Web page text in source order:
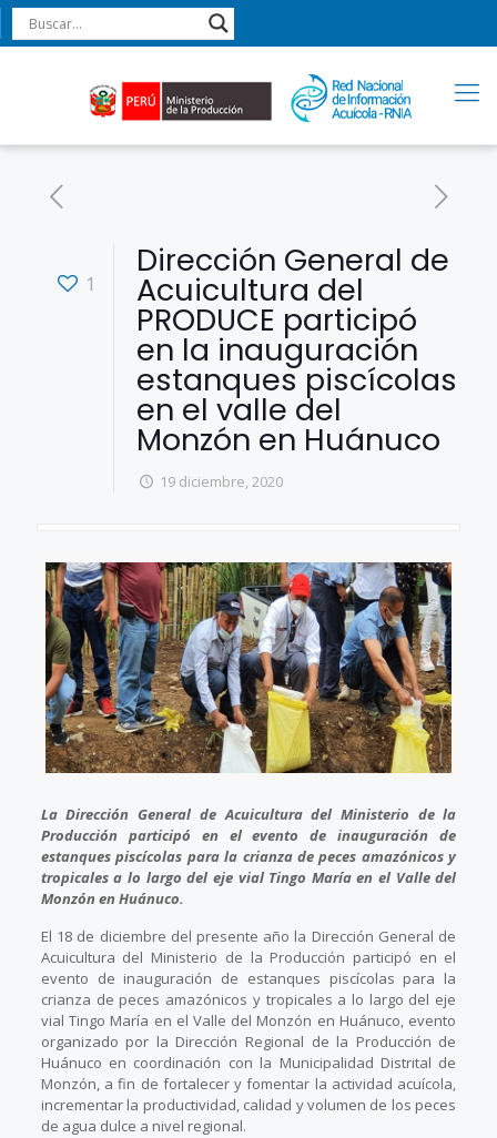
1
Dirección General de
Acuicultura del
PRODUCE participó
en la inauguración
estanques piscícolas
en el valle del
Monzón en Huánuco
19 diciembre, 2020
La Dirección General de Acuicultura del Ministerio de la
Producción participó en el evento de inauguración de
estanques piscícolas para la crianza de peces amazónicos y
tropicales a lo largo del eje vial Tingo María en el Valle del
Monzón en Huánuco.
El 18 de diciembre del presente año la Dirección General de
Acuicultura del Ministerio de la Producción participó en el
evento de inauguración de estanques piscícolas para la
crianza de peces amazónicos y tropicales a lo largo del eje
vial Tingo María en el Valle del Monzón en Huánuco, evento
organizado por la Dirección Regional de la Producción de
Huánuco en coordinación con la Municipalidad Distrital de
Monzón, a fin de fortalecer y fomentar la actividad acuícola,
incrementar la productividad, calidad y volumen de los peces
de agua dulce a nivel regional.